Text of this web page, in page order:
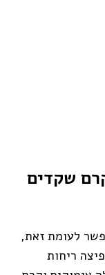
שקדים
לעומת זאת,
ריחות